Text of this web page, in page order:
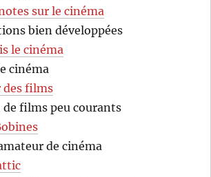
sur le cinéma
bien développées
le cinéma
cinéma
des films
de films peu courants
de cinéma